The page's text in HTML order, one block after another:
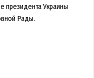
президента Украины
Рады.